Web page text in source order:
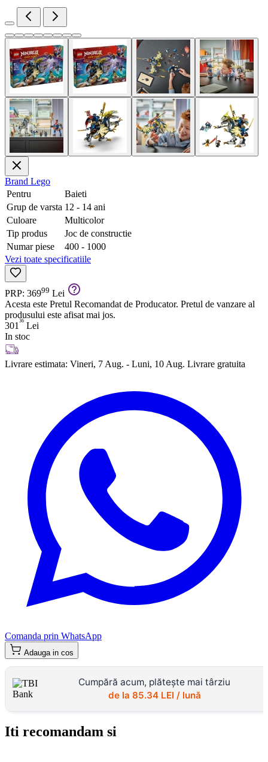
Brand Lego
Pentru
Baieti
Grup de varsta 12 - 14 ani
Culoare
Multicolor
Tip produs
Joc de constructie
Numar piese
400 - 1000
Vezi toate specificatiile
PRP: 36999 Lei
Acesta este Pretul Recomandat de Producator. Pretul de vanzare al
produsului este afisat mai jos.
301 36 Lei
In stoc
Livrare estimata: Vineri, 7 Aug. - Luni, 10 Aug. Livrare gratuita
Comanda prin WhatsApp
Adauga in cos
Cumpără acum, plătește mai târziu
de la 85.34LEI / lună
Iti recomandam si